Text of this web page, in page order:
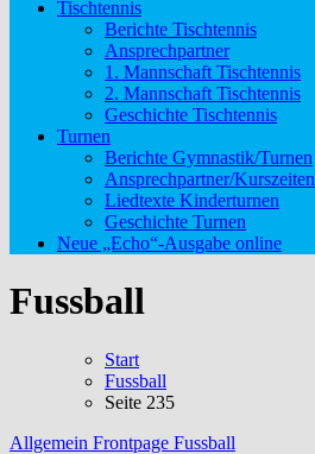
Tischtennis
Berichte Tischtennis
Ansprechpartner
1. Mannschaft Tischtennis
2. Mannschaft Tischtennis
Geschichte Tischtennis
Turnen
Berichte Gymnastik/Turnen
Ansprechpartner/Kurszeiten
Liedtexte Kinderturnen
Geschichte Turnen
Neue „Echo“-Ausgabe online
Fussball
Start
Fussball
Seite 235
Allgemein Frontpage Fussball